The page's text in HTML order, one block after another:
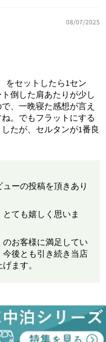
08/07/2025
セットしたら1セン
倒した肩あたりが少し
、一晩寝た感想が言え
。でもフラットにする
たが、セルタンが1番良
ーの投稿を頂きあり
ても嬉しく思いま
お客様に満足してい
後とも引き続き当店
ます。